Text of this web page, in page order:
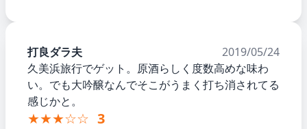
打良ダラ夫
2019/05/24
久美浜旅行でゲット。原酒らしく度数高めな味わ
い。でも大吟醸なんでそこがうまく打ち消されてる
感じかと。
★★★☆☆ 3